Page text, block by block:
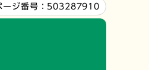
ージ番号： 503287910